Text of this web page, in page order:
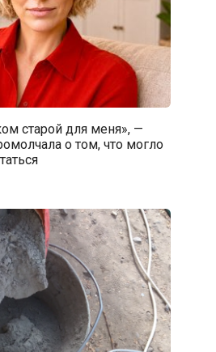
старой для меня», —
о том, что могло